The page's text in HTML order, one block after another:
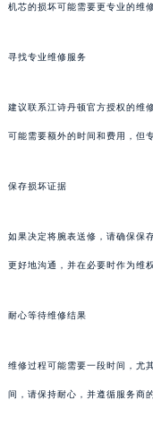
机芯的损坏可能需要更专业的维修
寻找专业维修服务
建议联系江诗丹顿官方授权的维
可能需要额外的时间和费用，但
保存损坏证据
如果决定将腕表送修，请确保保
更好地沟通，并在必要时作为维
耐心等待维修结果
维修过程可能需要一段时间，尤
间，请保持耐心，并遵循服务商